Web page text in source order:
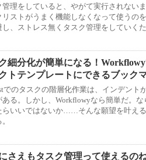
管理をしていると、やがて実行されない
リストがうまく機能しなくなって使うの
し、ストレス無くタスク管理をしていく
細分化が簡単になる！
トテンプレートにできるブック
でのタスクの階層化作業は、インデント
ある。しかし、Workflowyなら簡単だ。
らいいではないか……そんな願望を叶え
さえもタスク管理って使えるの